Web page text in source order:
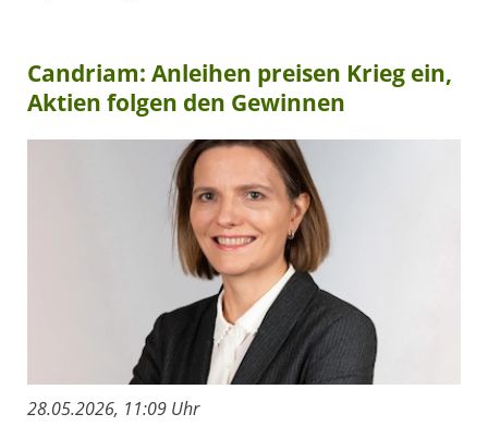
Candriam: Anleihen preisen Krieg ein,
Aktien folgen den Gewinnen
28.05.2026, 11:09 Uhr